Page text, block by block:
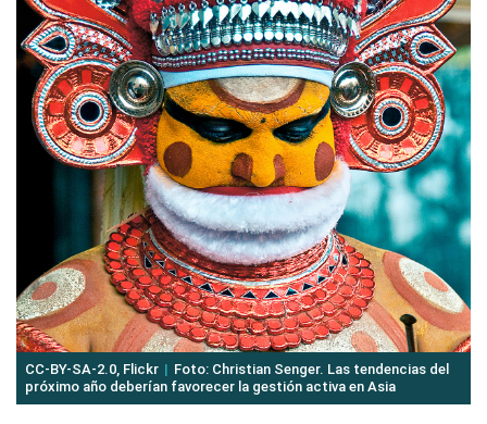
CC-BY-SA-2.0, Flickr
Foto: Christian Senger. Las tendencias del
próximo año deberían favorecer la gestión activa en Asia